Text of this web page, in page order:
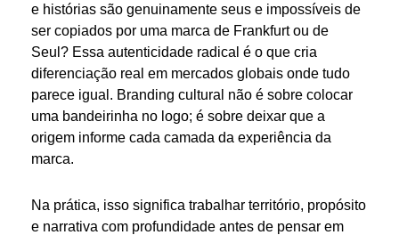
e histórias são genuinamente seus e impossíveis de
ser copiados por uma marca de Frankfurt ou de
Seul? Essa autenticidade radical é o que cria
diferenciação real em mercados globais onde tudo
parece igual. Branding cultural não é sobre colocar
uma bandeirinha no logo; é sobre deixar que a
origem informe cada camada da experiência da
marca.
Na prática, isso significa trabalhar território, propósito
e narrativa com profundidade antes de pensar em